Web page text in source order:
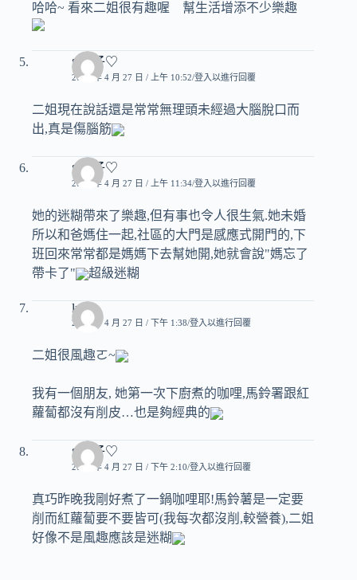
哈哈~ 看來二姐很有趣喔 幫生活增添不少樂趣
♥玟子♡
2007 年 4 月 27 日 / 上午 10:52 登入以進行回覆
二姐現在說話還是常常無理頭未經過大腦脫口而
出,真是傷腦筋
♥玟子♡
2007 年 4 月 27 日 / 上午 11:34 登入以進行回覆
她的迷糊帶來了樂趣,但有事也令人很生氣.她未婚
所以和爸媽住一起,社區的大門是感應式開門的,下
班回來常常都是媽媽下去幫她開,她就會說"媽忘了
帶卡了"
超級迷糊
lulu
2007 年 4 月 27 日 / 下午 1:38 登入以進行回覆
二姐很風趣ㄛ~
我有一個朋友, 她第一次下廚煮的咖哩,馬鈴署跟紅
蘿蔔都沒有削皮…也是夠經典的
♥玟子♡
2007 年 4 月 27 日 / 下午 2:10 登入以進行回覆
真巧昨晚我剛好煮了一鍋咖哩耶!馬鈴薯是一定要
削而紅蘿蔔要不要皆可(我每次都沒削,較營養),二姐
好像不是風趣應該是迷糊